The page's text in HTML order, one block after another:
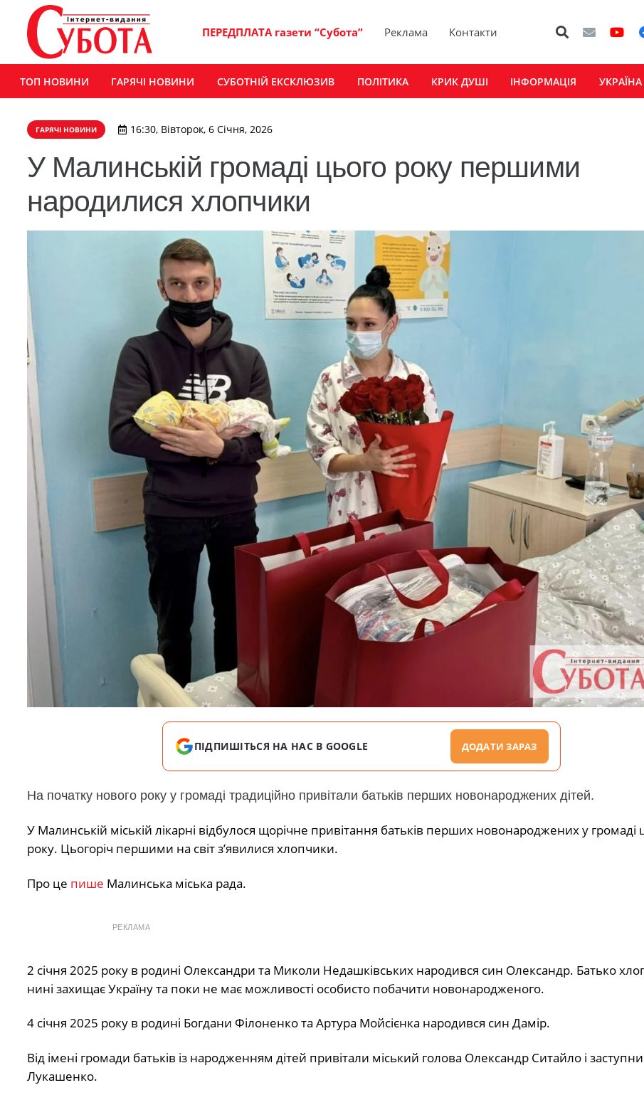
ПЕРЕДПЛАТА газети “Субота” Реклама Контакти
ТОП НОВИНИ ГАРЯЧІ НОВИНИ СУБОТНІЙ ЕКСКЛЮЗИВ ПОЛІТИКА КРИК ДУШІ ІНФОРМАЦІЯ УКРАЇНА
ГАРЯЧІ НОВИНИ 16:30, Вівторок, 6 Січня, 2026
У Малинській громаді цього року першими
народилися хлопчики
ПІДПИШІТЬСЯ НА НАС В GOOGLE ДОДАТИ ЗАРАЗ
На початку нового року у громаді традиційно привітали батьків перших новонароджених дітей.
У Малинській міській лікарні відбулося щорічне привітання батьків перших новонароджених у громаді
року. Цьогоріч першими на світ з’явилися хлопчики.
Про це пише Малинська міська рада.
РЕКЛАМА
2 січня 2025 року в родині Олександри та Миколи Недашківських народився син Олександр. Батько
нині захищає Україну та поки не має можливості особисто побачити новонародженого.
4 січня 2025 року в родині Богдани Філоненко та Артура Мойсієнка народився син Дамір.
Від імені громади батьків із народженням дітей привітали міський голова Олександр Ситайло і
Лукашенко.